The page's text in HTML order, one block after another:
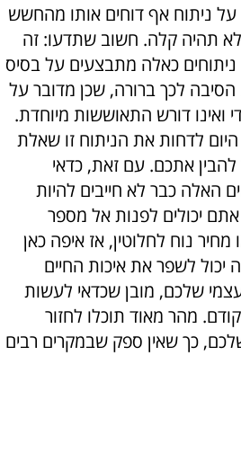
ניתוח אף דוחים אותו מהחשש
תהיה קלה. חשוב שתדעו: זה
ניתוחים כאלה מתבצעים על בסיס
לכך ברורה, שכן מדובר על
ואינו דורש התאוששות מיוחדת.
לדחות את הניתוח זו שאלת
אתכם. עם זאת, כדאי
האלה כבר לא חייבים להיות
אתם יכולים לפנות אל מספר
נוח לחלוטין, אז איפה כאן
יכול לשפר את איכות החיים
שלכם, מובן שכדאי לעשות
מהר מאוד תוכלו לחזור
שלכם, כך שאין ספק שבמקרים רבים